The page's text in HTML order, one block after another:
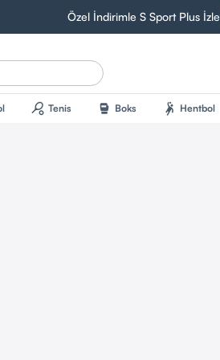
Özel İndirimle S Sport Plus İzle
sports_tennis Tenis sports_mma Boks sports_handball Hentbol